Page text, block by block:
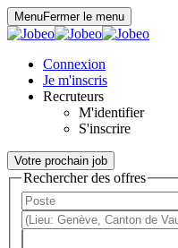
MenuFermer le menu
Connexion
Je m'inscris
Recruteurs
M'identifier
S'inscrire
Votre prochain job
Rechercher des offres
Panneau de gestion des cookies